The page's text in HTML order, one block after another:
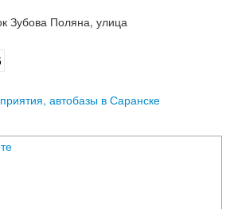
Зубова Поляна, улица
автобазы в Саранске